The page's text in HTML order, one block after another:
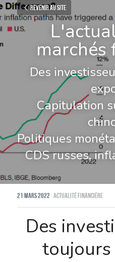
Revenir au site
marchés
Des
Capitulation
Politiques
CDS russes,
21 mars 2022·Actualité financière
Des
toujours